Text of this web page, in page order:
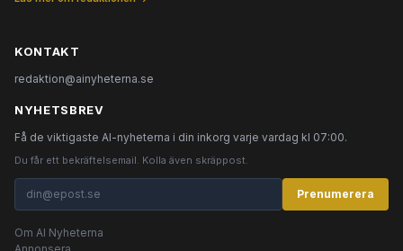
KONTAKT
redaktion@ainyheterna.se
NYHETSBREV
Få de viktigaste AI-nyheterna i din inkorg varje vardag kl 07:00.
Du får ett bekräftelsemail. Kolla även skräppost.
Prenumerera
Om AI Nyheterna